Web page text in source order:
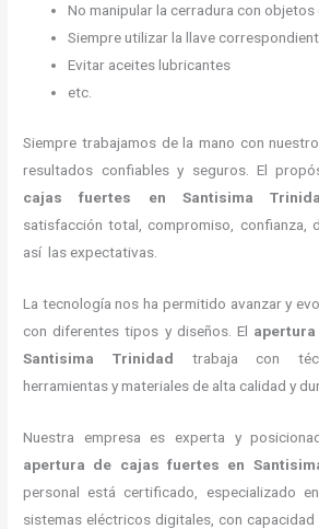
No manipular la cerradura con
Siempre utilizar la llave
Evitar aceites lubricantes
etc.
Siempre trabajamos de la mano con
resultados confiables y seguros. El
cajas fuertes en Santisima
satisfacción total, compromiso, confianza,
así las expectativas.
La tecnología nos ha permitido avanzar y
con diferentes tipos y diseños. El
Santisima Trinidad trabaja con
herramientas y materiales de alta calidad y
Nuestra empresa es experta y
apertura de cajas fuertes en
personal está certificado, especializado
sistemas eléctricos digitales, con